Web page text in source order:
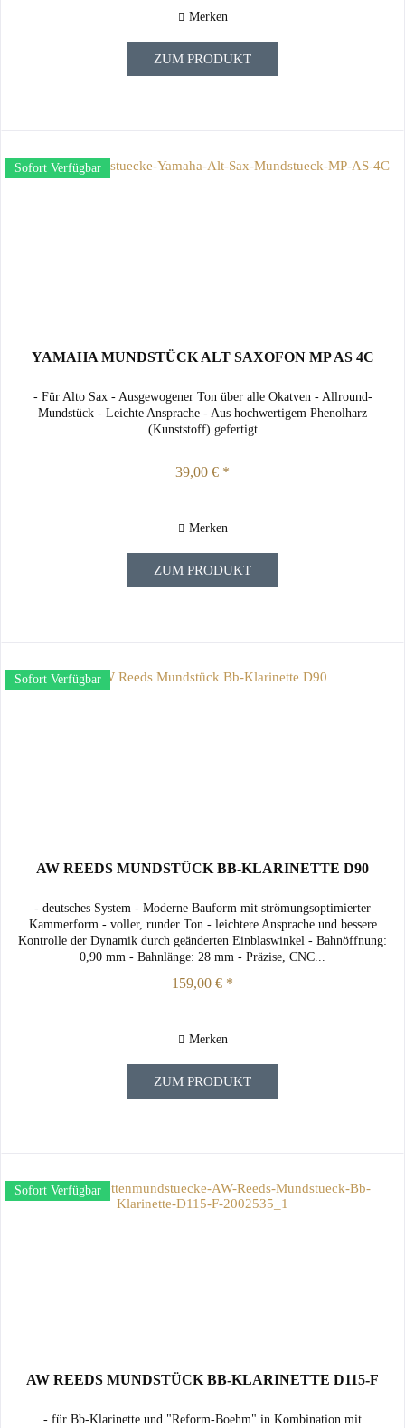
Merken
ZUM PRODUKT
Sofort Verfügbar
YAMAHA MUNDSTÜCK ALT SAXOFON MP AS 4C
- Für Alto Sax - Ausgewogener Ton über alle Okatven - Allround-
Mundstück - Leichte Ansprache - Aus hochwertigem Phenolharz
(Kunststoff) gefertigt
39,00 € *
Merken
ZUM PRODUKT
Sofort Verfügbar
AW REEDS MUNDSTÜCK BB-KLARINETTE D90
- deutsches System - Moderne Bauform mit strömungsoptimierter
Kammerform - voller, runder Ton - leichtere Ansprache und bessere
Kontrolle der Dynamik durch geänderten Einblaswinkel - Bahnöffnung:
0,90 mm - Bahnlänge: 28 mm - Präzise, CNC...
159,00 € *
Merken
ZUM PRODUKT
Sofort Verfügbar
AW REEDS MUNDSTÜCK BB-KLARINETTE D115-F
- für Bb-Klarinette und "Reform-Boehm" in Kombination mit